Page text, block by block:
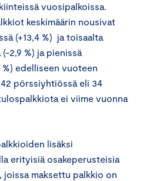
vuosipalkoissa.
keskimäärin nousivat
(+13,4 %) ja toisaalta
2,9 %) ja pienissä
edelliseen vuoteen
pörssiyhtiössä eli 34
ei viime vuonna
lisäksi
erityisiä osakeperusteisia
joissa maksettu palkkio on